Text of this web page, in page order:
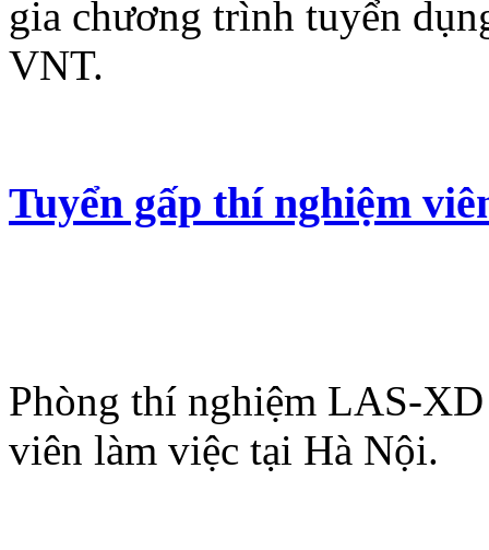
gia chương trình tuyển
VNT.
Tuyển gấp thí nghiệm
Phòng thí nghiệm LAS-
viên làm việc tại Hà Nội.